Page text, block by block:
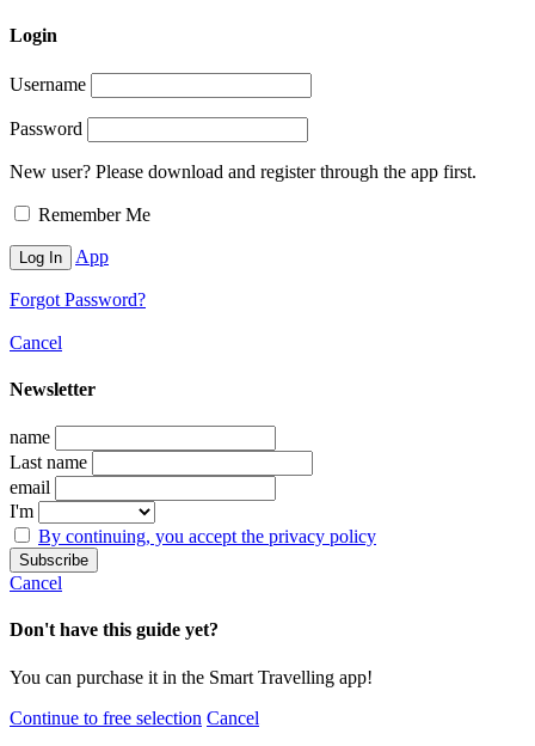
Login
Username
Password
New user? Please download and register through the app first.
Remember Me
App
Forgot Password?
Cancel
Newsletter
name
Last name
email
I'm
By continuing, you accept the privacy policy
Cancel
Don't have this guide yet?
You can purchase it in the Smart Travelling app!
Continue to free selection Cancel